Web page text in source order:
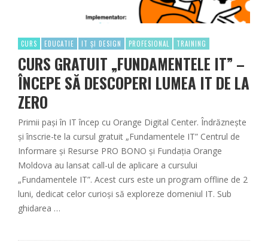
CURS EDUCATIE IT ȘI DESIGN PROFESIONAL TRAINING
CURS GRATUIT „FUNDAMENTELE IT” –
ÎNCEPE SĂ DESCOPERI LUMEA IT DE LA
ZERO
Primii pași în IT încep cu Orange Digital Center. Îndrăznește
și înscrie-te la cursul gratuit „Fundamentele IT” Centrul de
Informare și Resurse PRO BONO și Fundația Orange
Moldova au lansat call-ul de aplicare a cursului
„Fundamentele IT”. Acest curs este un program offline de 2
luni, dedicat celor curioși să exploreze domeniul IT. Sub
ghidarea …